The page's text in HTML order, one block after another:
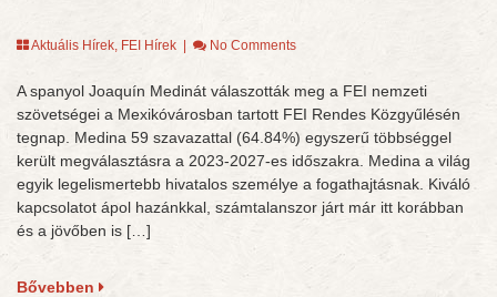
Aktuális Hírek, FEI Hírek No Comments
A spanyol Joaquín Medinát válaszották meg a FEI nemzeti
szövetségei a Mexikóvárosban tartott FEI Rendes Közgyűlésén
tegnap. Medina 59 szavazattal (64.84%) egyszerű többséggel
került megválasztásra a 2023-2027-es időszakra. Medina a világ
egyik legelismertebb hivatalos személye a fogathajtásnak. Kiváló
kapcsolatot ápol hazánkkal, számtalanszor járt már itt korábban
és a jövőben is […]
Bővebben